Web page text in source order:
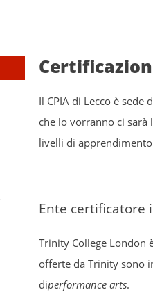
Il CPIA di Lecco è sede
che lo vorranno ci sarà
livelli di
Ente certificatore
Trinity College London
offerte da Trinity sono
diperformance arts.